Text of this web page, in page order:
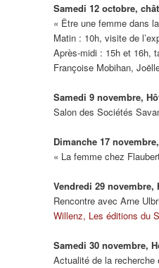
Samedi 12 octobre,
« Être une femme dans
Matin : 10h, visite de
Après-midi : 15h et 16h,
Françoise Mobihan,
Samedi 9 novembre,
Salon des Sociétés
Dimanche 17
« La femme chez
Vendredi 29
Rencontre avec Arne
Willenz, Les éditions du
Samedi 30 novembre,
Actualité de la